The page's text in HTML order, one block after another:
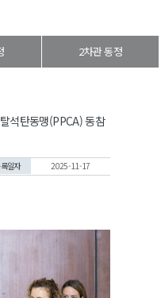
2차관 동정
석탄동맹(PPCA) 동참
일자 2025-11-17